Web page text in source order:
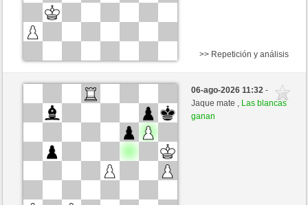
Negras
piskuins (1365) (-11)
jt778 (1487) (+11)
Tiempo: 15 minutes/side + 20 seconds/move
Esta partida es por puntos
>> Repetición y análisis
06-ago-2026 11:32-
Jaque mate , Las blancas
ganan